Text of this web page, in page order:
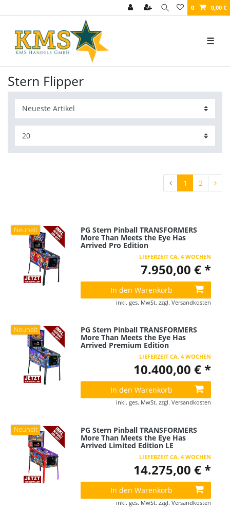
0 0,00 €
☰
Stern Flipper
1 2
Neuheit PG Stern Pinball TRANSFORMERS
More Than Meets the Eye Has
Arrived Pro Edition
LIEFERZEIT CA. 4 WOCHEN
7.950,00 € *
In den Warenkorb
inkl. ges. MwSt. zzgl. Versandkosten
Neuheit PG Stern Pinball TRANSFORMERS
More Than Meets the Eye Has
Arrived Premium Edition
LIEFERZEIT CA. 4 WOCHEN
10.400,00 € *
In den Warenkorb
inkl. ges. MwSt. zzgl. Versandkosten
Neuheit PG Stern Pinball TRANSFORMERS
More Than Meets the Eye Has
Arrived Limited Edition LE
LIEFERZEIT CA. 4 WOCHEN
14.275,00 € *
In den Warenkorb
inkl. ges. MwSt. zzgl. Versandkosten